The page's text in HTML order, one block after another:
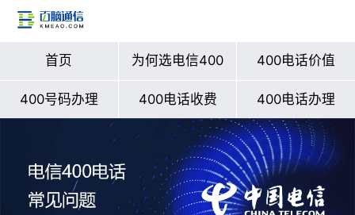
首页 为何选电信400 400电话价值
400号码办理 400电话收费 400电话办理